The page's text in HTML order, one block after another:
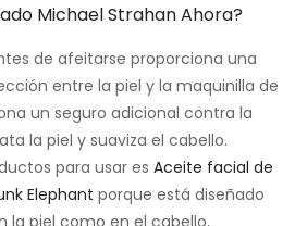
Michael Strahan Ahora?
de afeitarse proporciona una
entre la piel y la maquinilla de
un seguro adicional contra la
la piel y suaviza el cabello.
para usar es Aceite facial de
Elephant porque está diseñado
la piel como en el cabello.